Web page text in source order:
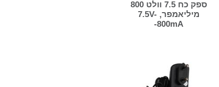
ספק כח 7.5 וולט 800
מיליאמפר, 7.5V-
-800mA